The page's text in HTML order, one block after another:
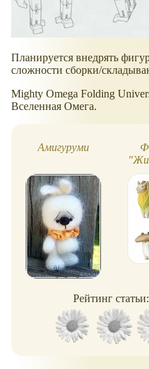
Планируется внедрять
сложности сборки/
Mighty Omega Folding
Вселенная Омега.
Амигуруми
Рейтинг статьи: